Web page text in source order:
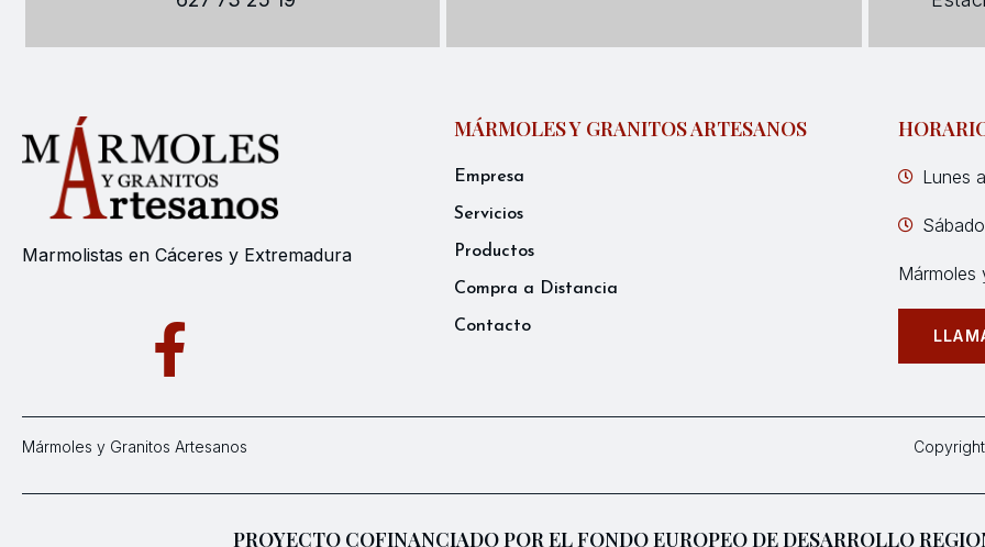
Marmolistas en Cáceres y Extremadura
MÁRMOLES Y GRANITOS ARTESANOS
Empresa
Servicios
Productos
Compra a Distancia
Contacto
Lunes
Mármoles
Mármoles y Granitos Artesanos
PROYECTO COFINANCIADO POR EL FONDO EUROPEO DE DESARROLLO